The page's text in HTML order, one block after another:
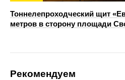
Тоннелепроходческий щит
метров в сторону площади
Рекомендуем